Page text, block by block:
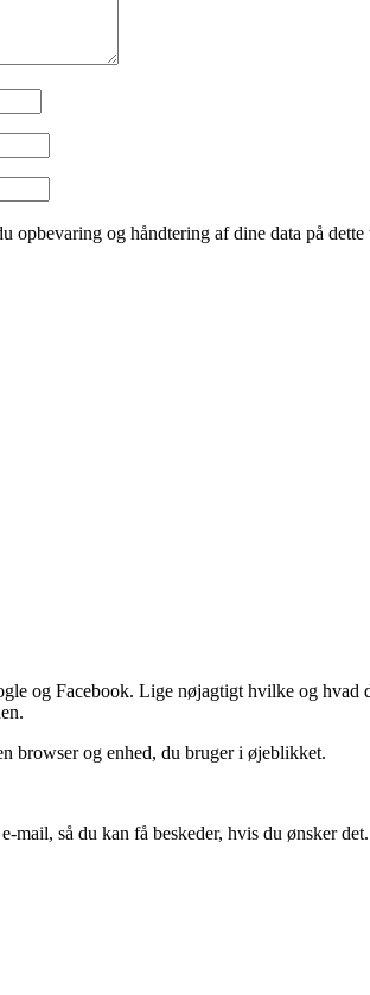
opbevaring og håndtering af dine data på dette
og Facebook. Lige nøjagtigt hvilke og
browser og enhed, du bruger i øjeblikket.
mail, så du kan få beskeder, hvis du ønsker det.